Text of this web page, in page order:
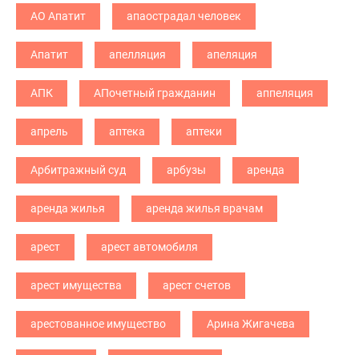
АО Апатит апаострадал человек
Апатит апелляция апеляция
АПК АПочетный гражданин аппеляция
апрель аптека аптеки
Арбитражный суд арбузы аренда
аренда жилья аренда жилья врачам
арест арест автомобиля
арест имущества арест счетов
арестованное имущество Арина Жигачева